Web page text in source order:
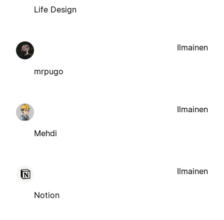
Life Design
mrpugo
Ilmainen
Mehdi
Ilmainen
Notion
Ilmainen